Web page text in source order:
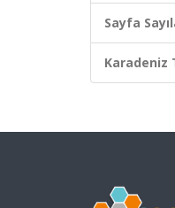
Sayfa
Karadeniz